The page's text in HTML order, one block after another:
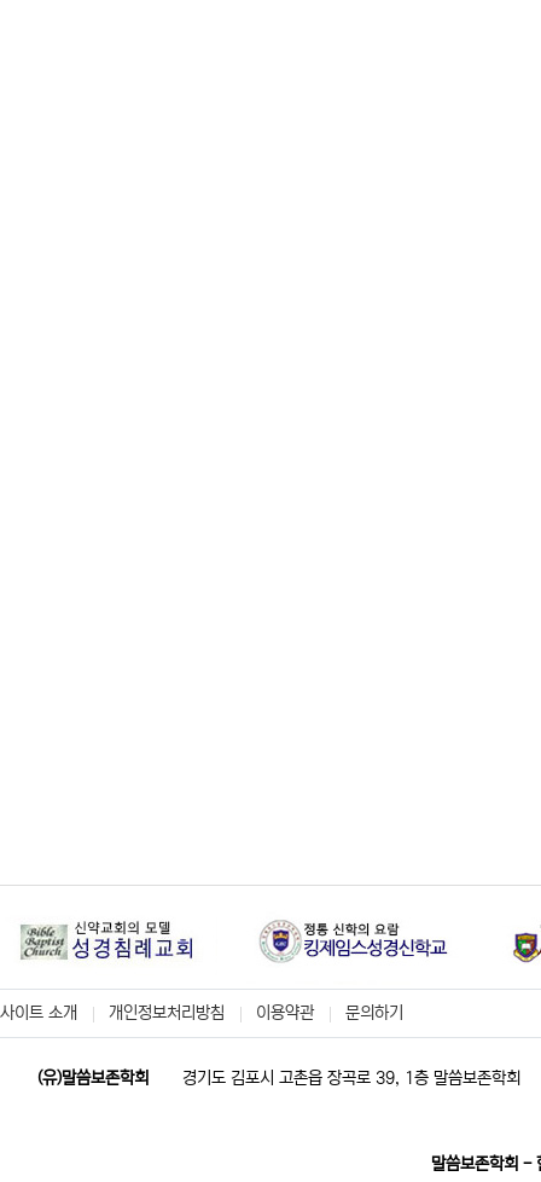
사이트 소개 개인정보처리방침 이용약관 문의하기
(유)말씀보존학회 경기도 김포시 고촌읍 장곡로 39, 1층 말씀보존학회
말씀보존학회 -